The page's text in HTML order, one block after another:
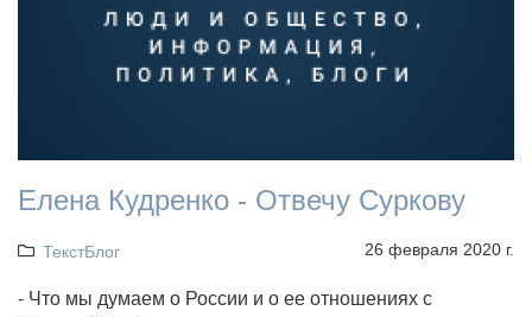
Елена Кудренко - Отвечу Суркову
ТекстБлог 26 февраля 2020 г.
- Что мы думаем о России и о ее отношениях с